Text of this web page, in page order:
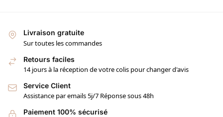
Livraison gratuite
Sur toutes les commandes
Retours faciles
14 jours à la réception de votre colis pour changer d'avis
Service Client
Assistance par emails 5j/7 Réponse sous 48h
Paiement 100% sécurisé